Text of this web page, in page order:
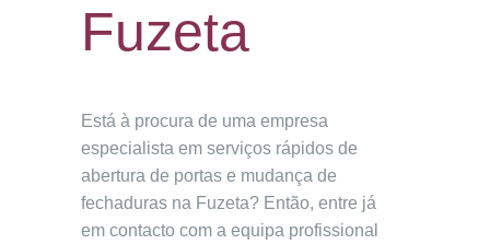
Fuzeta
Está à procura de uma empresa
especialista em serviços rápidos de
abertura de portas e mudança de
fechaduras na Fuzeta? Então, entre já
em contacto com a equipa profissional